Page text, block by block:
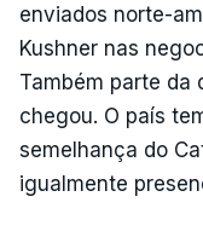
enviados norte-
Kushner nas
Também parte da
chegou. O país
semelhança do
igualmente